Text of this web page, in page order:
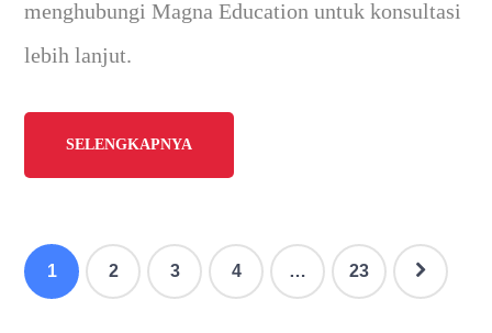
menghubungi Magna Education untuk konsultasi
lebih lanjut.
SELENGKAPNYA
1 2 3 4 … 23